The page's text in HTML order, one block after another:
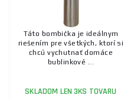
Táto bombička je ideálnym
riešením pre všetkých, ktorí si
chcú vychutnať domáce
bublinkové ...
SKLADOM LEN 3KS TOVARU